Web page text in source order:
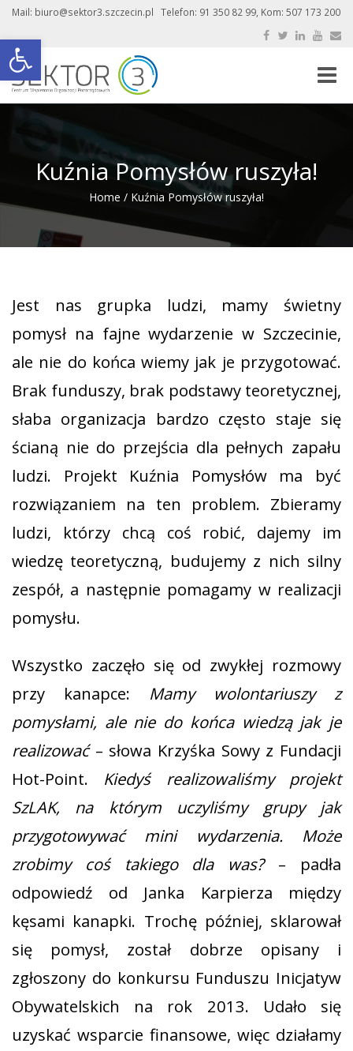
Otwórz pasek narzędzi
Mail: biuro@sektor3.szczecin.pl Telefon: 91 350 82 99, Kom: 507 173 200
Toggle
Kuźnia Pomysłów ruszyła!
Home / Kuźnia Pomysłów ruszyła!
Jest nas grupka ludzi, mamy świetny
pomysł na fajne wydarzenie w Szczecinie,
ale nie do końca wiemy jak je przygotować.
Brak funduszy, brak podstawy teoretycznej,
słaba organizacja bardzo często staje się
ścianą nie do przejścia dla pełnych zapału
ludzi. Projekt Kuźnia Pomysłów ma być
rozwiązaniem na ten problem. Zbieramy
ludzi, którzy chcą coś robić, dajemy im
wiedzę teoretyczną, budujemy z nich silny
zespół, a następnie pomagamy w realizacji
pomysłu.
Wszystko zaczęło się od zwykłej rozmowy
przy kanapce: Mamy wolontariuszy z
pomysłami, ale nie do końca wiedzą jak je
realizować– słowa Krzyśka Sowy z Fundacji
Hot-Point. Kiedyś realizowaliśmy projekt
SzLAK, na którym uczyliśmy grupy jak
przygotowywać mini wydarzenia. Może
zrobimy coś takiego dla was?– padła
odpowiedź od Janka Karpierza między
kęsami kanapki. Trochę później, sklarował
się pomysł, został dobrze opisany i
zgłoszony do konkursu Funduszu Inicjatyw
Obywatelskich na rok 2013. Udało się
uzyskać wsparcie finansowe, więc działamy